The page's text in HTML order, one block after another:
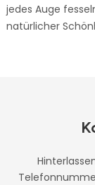
jedes Auge
natürlicher